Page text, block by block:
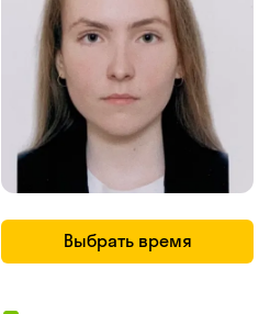
Выбрать время